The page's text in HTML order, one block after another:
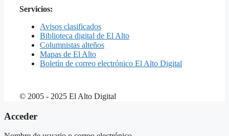
Servicios:
Avisos clasificados
Biblioteca digital de El Alto
Columnistas alteños
Mapas de El Alto
Boletín de correo electrónico El Alto Digital
© 2005 - 2025 El Alto Digital
Acceder